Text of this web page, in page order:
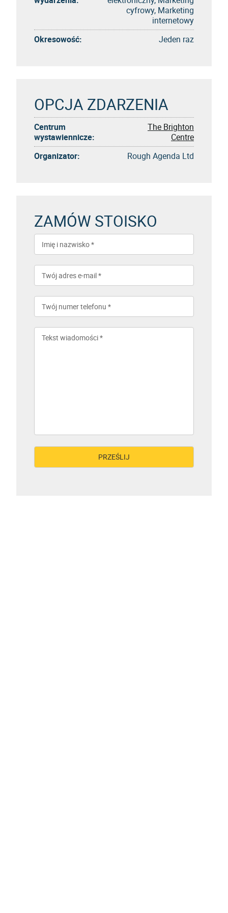
cyfrowy, Marketing
internetowy
Okresowość:
Jeden raz
OPCJA ZDARZENIA
Centrum
wystawiennicze:
The Brighton
Centre
Organizator:
Rough Agenda Ltd
ZAMÓW STOISKO